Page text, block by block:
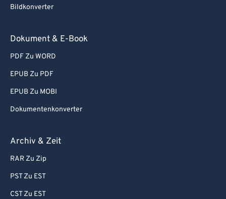
Bildkonverter
Dokument & E-Book
PDF Zu WORD
EPUB Zu PDF
EPUB Zu MOBI
Dokumentenkonverter
Archiv & Zeit
RAR Zu Zip
PST Zu EST
CST Zu EST